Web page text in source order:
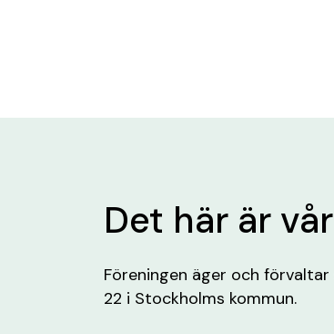
Det här är
Föreningen äger och
22 i Stockholms kommun.